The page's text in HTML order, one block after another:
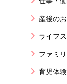
産後の
ライフ
ファミ
育児体